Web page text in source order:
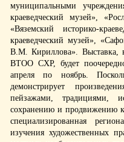
муниципальными
краеведческий музей»,
«Вяземский историко-
краеведческий музей»,
В.М. Кириллова». Выставка,
ВТОО СХР, будет
апреля по ноябрь.
демонстрирует
пейзажами, традициями,
сохранению и продвижению
специализированная
изучения художественных